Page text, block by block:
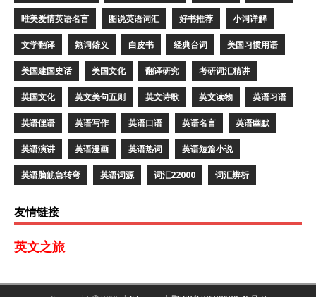
唯美爱情英语名言 图说英语词汇 好书推荐 小词详解
文学翻译 熟词僻义 白皮书 经典台词 美国习惯用语
美国建国史话 美国文化 翻译研究 考研词汇精讲
英国文化 英文美句五则 英文诗歌 英文读物 英语习语
英语俚语 英语写作 英语口语 英语名言 英语幽默
英语演讲 英语漫画 英语热词 英语短篇小说
英语脑筋急转弯 英语词源 词汇22000 词汇辨析
友情链接
英文之旅